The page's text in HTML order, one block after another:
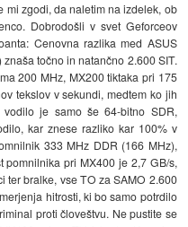
mi zgodi, da naletim na izdelek, ob
Dobrodošli v svet Geforceov
Cenovna razlika med ASUS
točno in natančno 2.600 SIT.
200 MHz, MX200 tiktaka pri 175
tekslov v sekundi, medtem ko jih
je samo še 64-bitno SDR,
kar znese razliko kar 100% v
333 MHz DDR (166 MHz),
pomnilnika pri MX400 je 2,7 GB/s,
ter bralke, vse TO za SAMO 2.600
hitrosti, ki bo samo potrdilo
proti človeštvu. Ne pustite se